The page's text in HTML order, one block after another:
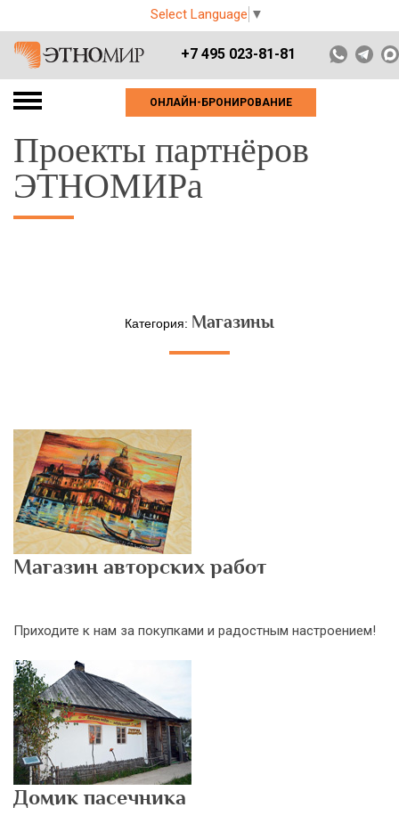
Select Language ▼
+7 495 023-81-81
ОНЛАЙН-БРОНИРОВАНИЕ
Проекты партнёров
ЭТНОМИРа
Категория: Магазины
Магазин авторских работ
Приходите к нам за покупками и радостным настроением!
Домик пасечника